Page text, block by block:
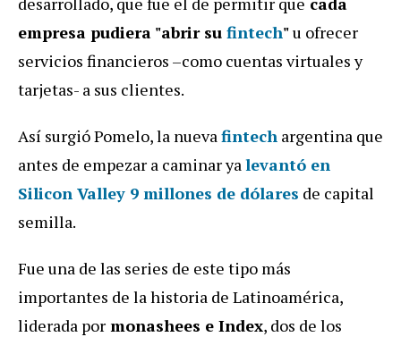
empresa pudiera "abrir su fintech"u ofrecer
servicios financieros –como cuentas virtuales y
tarjetas- a sus clientes.
Así surgió Pomelo, la nuevafintech argentina que
antes de empezar a caminar yalevantó en
Silicon Valley 9 millones de dólares de capital
semilla.
Fue una de las series de este tipo más
importantes de la historia de Latinoamérica,
liderada por monashees e Index, dos de los